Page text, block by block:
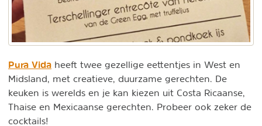
Pura Vida heeft twee gezellige eettentjes in West en
Midsland, met creatieve, duurzame gerechten. De
keuken is werelds en je kan kiezen uit Costa Ricaanse,
Thaise en Mexicaanse gerechten. Probeer ook zeker de
cocktails!